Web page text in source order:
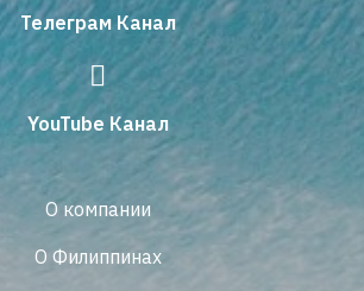
Телеграм Канал
YouTube Канал
О компании
О Филиппинах